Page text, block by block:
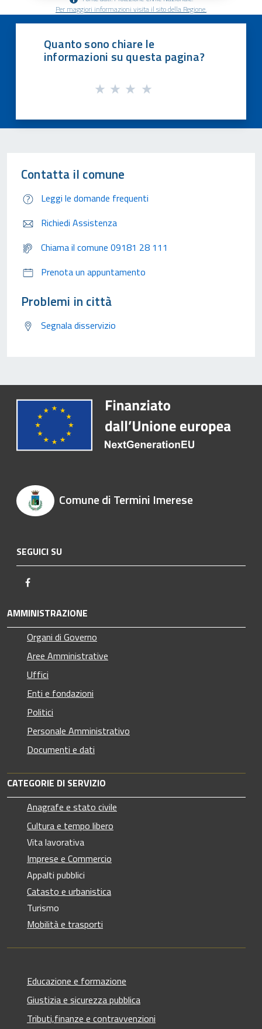
Per maggiori informazioni visita il sito della Regione.
Quanto sono chiare le
informazioni su questa pagina?
Contatta il comune
Leggi le domande frequenti
Richiedi Assistenza
Chiama il comune 09181 28 111
Prenota un appuntamento
Problemi in città
Segnala disservizio
Comune di Termini Imerese
SEGUICI SU
AMMINISTRAZIONE
Organi di Governo
Aree Amministrative
Uffici
Enti e fondazioni
Politici
Personale Amministrativo
Documenti e dati
CATEGORIE DI SERVIZIO
Anagrafe e stato civile
Cultura e tempo libero
Vita lavorativa
Imprese e Commercio
Appalti pubblici
Catasto e urbanistica
Turismo
Mobilità e trasporti
Educazione e formazione
Giustizia e sicurezza pubblica
Tributi,finanze e contravvenzioni